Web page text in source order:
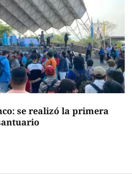
se realizó la primera